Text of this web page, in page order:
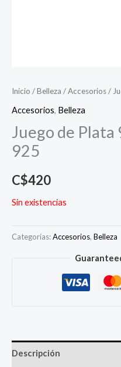
Inicio /Belleza /Accesorios/
Accesorios, Belleza
Juego de
925
C$420
Sin existencias
Categorías:Accesorios, Belleza
Descripción